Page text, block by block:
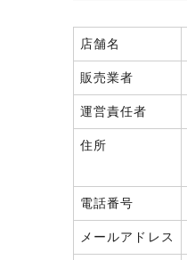
店舗名
販売業者
運営責任者
住所
電話番号
メールアドレス